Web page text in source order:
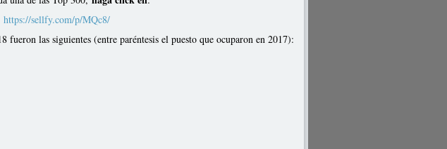
https://sellfy.com/p/MQc8/
fueron las siguientes (entre paréntesis el puesto que ocuparon en 2017):